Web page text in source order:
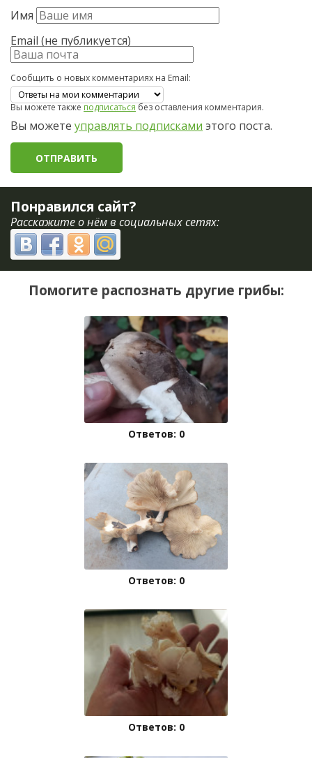
Имя
Email (не публикуется)
Сообщить о новых комментариях на Email:
Вы можете такжеподписатьсябез оставления комментария.
Вы можете управлять подписками этого поста.
Понравился сайт?
Расскажите о нём в социальных сетях:
Помогите распознать другие грибы:
Ответов: 0
Ответов: 0
Ответов: 0